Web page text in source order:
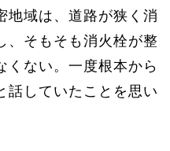
地域は、道路が狭く消
、そもそも消火栓が整
くない。一度根本から
話していたことを思い